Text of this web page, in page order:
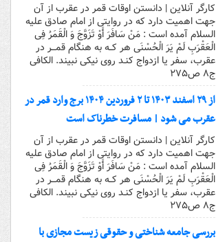
کارگر آنلاین | دانستن اوقات قمر در عقرب از آن
جهت اهمیت دارد که در روایتی از امام صادق علیه
السلام آمده است : مَنْ سَافَرَ أَوْ تَزَوَّجَ وَ الْقَمَرُ فِی
الْعَقْرَبِ لَمْ یَرَ الْحُسْنَى هر کــه به هنگام قمـــر در
عقرب، سفر یا ازدواج کنـد روى نیکى نبیند. الکافی
ج۸ ص۲۷۵
از ۲۹ اسفند ۱۴۰۳ تا ۲ فروردین ۱۴۰۴ برج وارد قمر در
عقرب می شود | مسافرت خطرناک است
کارگر آنلاین | دانستن اوقات قمر در عقرب از آن
جهت اهمیت دارد که در روایتی از امام صادق علیه
السلام آمده است : مَنْ سَافَرَ أَوْ تَزَوَّجَ وَ الْقَمَرُ فِی
الْعَقْرَبِ لَمْ یَرَ الْحُسْنَى هر کــه به هنگام قمـــر در
عقرب، سفر یا ازدواج کنـد روى نیکى نبیند. الکافی
ج۸ ص۲۷۵
بررسی جامعه شناختی و حقوقی زیست مجازی با